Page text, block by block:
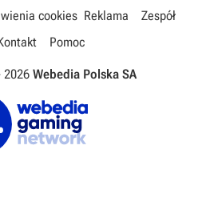
cookies Reklama
Zespół
Pomoc
2026 Webedia Polska SA